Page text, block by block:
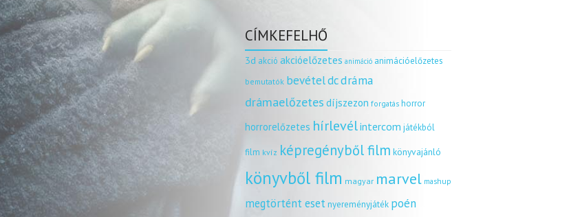
CÍMKEFELHŐ
3d akció akcióelőzetes animáció animációelőzetes
bemutatók bevételdcdráma
drámaelőzetes díjszezon forgatás horror
horrorelőzetes hírlevélintercom játékból
film kvíz képregényből film könyvajánló
könyvből film magyar marvel mashup
megtörtént esetnyereményjáték poén